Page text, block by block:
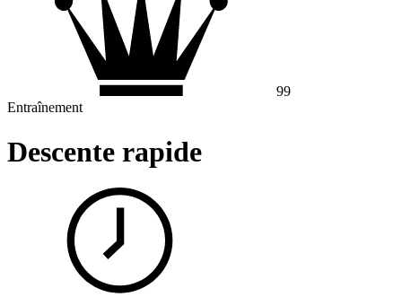
99
Entraînement
Descente rapide